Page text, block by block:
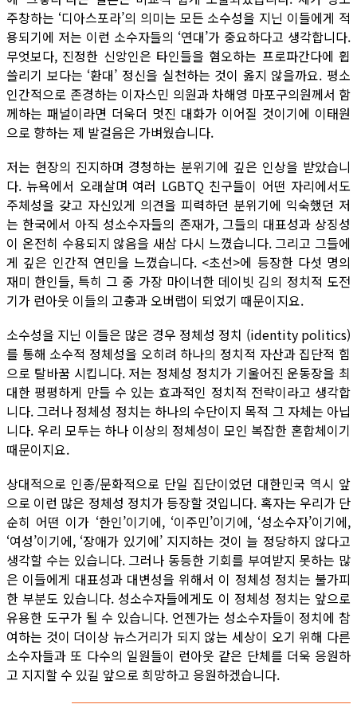
주창하는 ‘디아스포라’의 의미는 모든 소수성을 지닌 이들에게 적
용되기에 저는 이런 소수자들의 ‘연대’가 중요하다고 생각합니다.
무엇보다, 진정한 신앙인은 타인들을 혐오하는 프로파간다에 휩
쓸리기 보다는 ‘환대’ 정신을 실천하는 것이 옳지 않을까요. 평소
인간적으로 존경하는 이자스민 의원과 차해영 마포구의원께서 함
께하는 패널이라면 더욱더 멋진 대화가 이어질 것이기에 이태원
으로 향하는 제 발걸음은 가벼웠습니다.
저는 현장의 진지하며 경청하는 분위기에 깊은 인상을 받았습니
다. 뉴욕에서 오래살며 여러 LGBTQ 친구들이 어떤 자리에서도
주체성을 갖고 자신있게 의견을 피력하던 분위기에 익숙했던 저
는 한국에서 아직 성소수자들의 존재가, 그들의 대표성과 상징성
이 온전히 수용되지 않음을 새삼 다시 느꼈습니다. 그리고 그들에
게 깊은 인간적 연민을 느꼈습니다. <초선>에 등장한 다섯 명의
재미 한인들, 특히 그 중 가장 마이너한 데이빗 김의 정치적 도전
기가 런아웃 이들의 고충과 오버랩이 되었기 때문이지요.
소수성을 지닌 이들은 많은 경우 정체성 정치 (identity politics)
를 통해 소수적 정체성을 오히려 하나의 정치적 자산과 집단적 힘
으로 탈바꿈 시킵니다. 저는 정체성 정치가 기울어진 운동장을 최
대한 평평하게 만들 수 있는 효과적인 정치적 전략이라고 생각합
니다. 그러나 정체성 정치는 하나의 수단이지 목적 그 자체는 아닙
니다. 우리 모두는 하나 이상의 정체성이 모인 복잡한 혼합체이기
때문이지요.
상대적으로 인종/문화적으로 단일 집단이었던 대한민국 역시 앞
으로 이런 많은 정체성 정치가 등장할 것입니다. 혹자는 우리가 단
순히 어떤 이가 ‘한인’이기에, ‘이주민’이기에, ‘성소수자’이기에,
‘여성’이기에, ‘장애가 있기에’ 지지하는 것이 늘 정당하지 않다고
생각할 수는 있습니다. 그러나 동등한 기회를 부여받지 못하는 많
은 이들에게 대표성과 대변성을 위해서 이 정체성 정치는 불가피
한 부분도 있습니다. 성소수자들에게도 이 정체성 정치는 앞으로
유용한 도구가 될 수 있습니다. 언젠가는 성소수자들이 정치에 참
여하는 것이 더이상 뉴스거리가 되지 않는 세상이 오기 위해 다른
소수자들과 또 다수의 일원들이 런아웃 같은 단체를 더욱 응원하
고 지지할 수 있길 앞으로 희망하고 응원하겠습니다.